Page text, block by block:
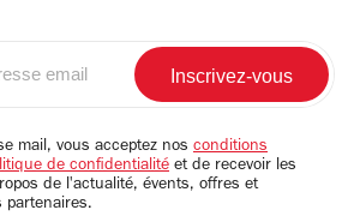
mail, vous acceptez nos conditions
de confidentialité et de recevoir les
de l'actualité, évents, offres et
partenaires.